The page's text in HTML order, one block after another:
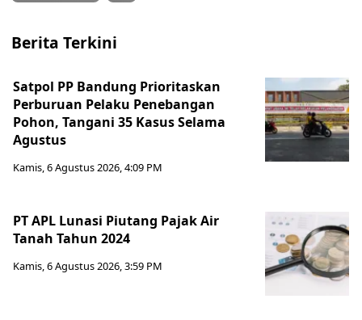
Berita Terkini
Satpol PP Bandung Prioritaskan
Perburuan Pelaku Penebangan
Pohon, Tangani 35 Kasus Selama
Agustus
Kamis, 6 Agustus 2026, 4:09 PM
PT APL Lunasi Piutang Pajak Air
Tanah Tahun 2024
Kamis, 6 Agustus 2026, 3:59 PM